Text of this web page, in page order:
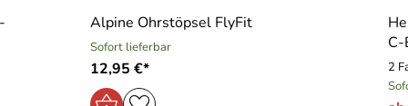
Alpine Ohrstöpsel FlyFit
Sofort lieferbar
12,95 €*
2